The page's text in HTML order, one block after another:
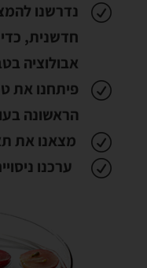
R
חדשנית,
אבולוציה
R
הראשונה
R
מצאנו את
R
ערכנו